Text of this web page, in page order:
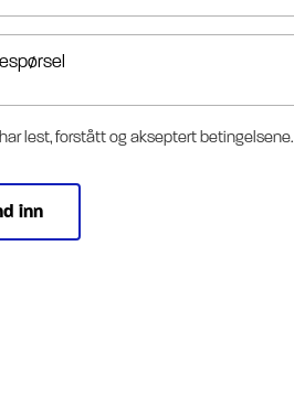
lest, forstått og akseptert betingelsene.